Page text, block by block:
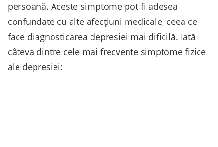
persoană. Aceste simptome pot fi adesea
confundate cu alte afecțiuni medicale, ceea ce
face diagnosticarea depresiei mai dificilă. Iată
câteva dintre cele mai frecvente simptome fizice
ale depresiei: